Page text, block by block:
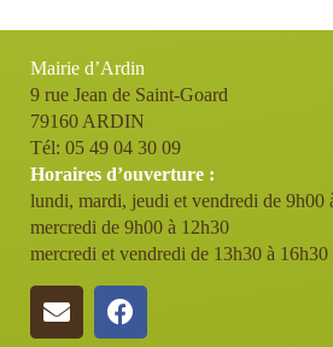
Mairie d’Ardin
9 rue Jean de Saint-Goard
79160 ARDIN
Tél: 05 49 04 30 09
Horaires d’ouverture :
lundi, mardi, jeudi et vendredi de 9h00
mercredi de 9h00 à 12h30
mercredi et vendredi de 13h30 à 16h30